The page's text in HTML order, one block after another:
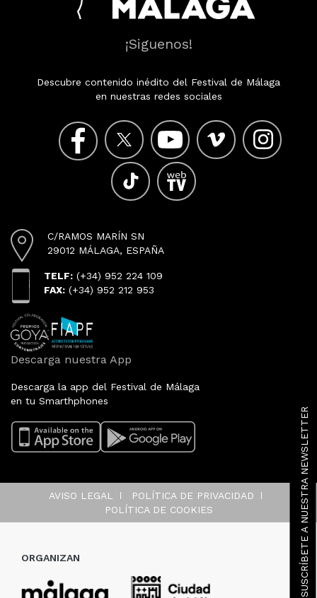
SUSCRÍBETE A NUESTRA NEWSLETTER
¡Siguenos!
Descubre contenido inédito del Festival de Málaga
en nuestras redes sociales
C/RAMOS MARÍN SN
29012 MÁLAGA, ESPAÑA
TELF: (+34) 952 224 109
FAX: (+34) 952 212 953
Descarga nuestra App
Descarga la app del Festival de Málaga
en tu Smarthphones
AVISO LEGAL
POLÍTICA DE PRIVACIDAD
POLÍTICA DE COOKIES
ORGANIZAN